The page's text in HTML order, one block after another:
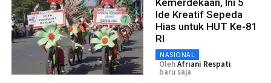
Kemerdekaan, Ini 5
Ide Kreatif Sepeda
Hias untuk HUT Ke-81
RI
NASIONAL
OlehAfriani Respati
baru saja